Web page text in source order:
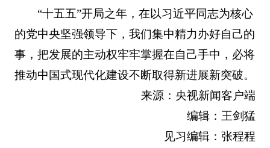
“十五五”开局之年，在以习近平同志为核心
的党中央坚强领导下，我们集中精力办好自己的
事，把发展的主动权牢牢掌握在自己手中，必将
推动中国式现代化建设不断取得新进展新突破。
来源：央视新闻客户端
编辑：王剑猛
见习编辑：张程程